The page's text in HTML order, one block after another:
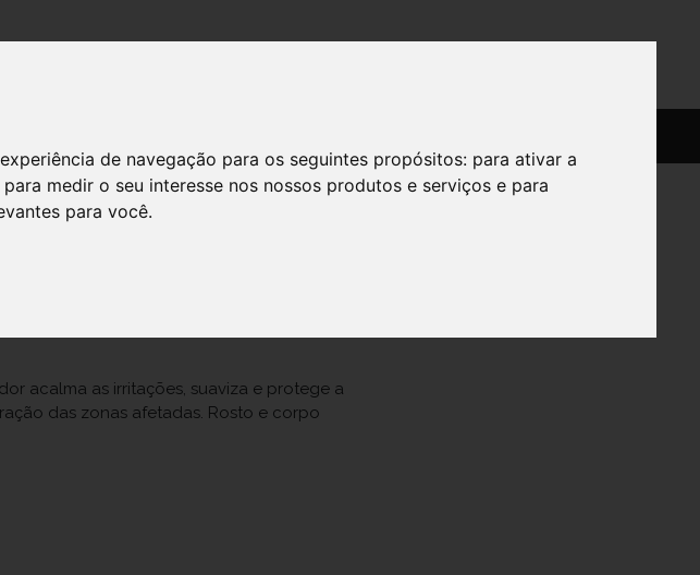
de navegação para os seguintes propósitos: para ativar a
para medir o seu interesse nos nossos produtos e serviços e para
para você.
STICK
acalma as irritações, suaviza e protege a
das zonas afetadas. Rosto e corpo